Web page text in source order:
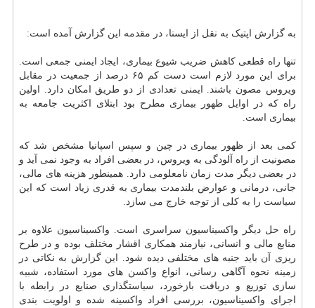
به گزارش اپتیک به نقل از ایسنا، در مقدمه این گزارش آمده است:
تنها راه قطعی کاهش ضریب شیوع بیماری، ایجاد ایمنی جمعی است.
برای این مورد لازم است دست کم ۶۵ درصد از جمعیت در مقابل
ویروس مصون باشند. ایمنی تعدادی از دو طریق امکان دارد. اولین
راه که در اوایل ظهور بیماری مطرح بود ابتلای اکثریت جامعه به
بیماری است.
کمی بعد از ظهور بیماری در چین و سپس اسپانیا مشخص شد که
مصونیت از راه آلودگی به ویروس، در بعضی افراد به وجود نمی آید و
در بعضی دیگر مدت زمان نامعلومی دارد. همینطور هزینه های مالی،
جانی، درمانی و عوارض بلندمدت بیماری به قدری زیاد است که این
سیاست را به کلی از توجه خارج می سازد.
راه حل دیگر واکسیناسیون سراسری است. واکسیناسیون علاوه بر
منابع مالی و انسانی، نیازمند همکاری اقشار مختلف بوده و در طرح
ریزی آن باید جنبه های مختلفی دیده شود. این گزارش به نکاتی در
زمینه نحوه آگاهی رسانی، انواع واکسن های مورد استفاده، شبیه
سازی توزیع و دریافت بازخورد، سیاستگذاری صنایع در رابطه با
اجرای واکسیناسیون، بررسی افراد واکسینه شده و اولویت بندی